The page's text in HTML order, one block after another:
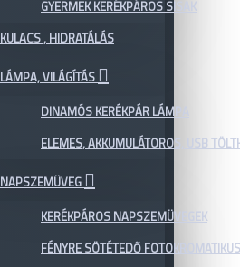
GYERMEK KERÉKPÁROS SISAK
KULACS , HIDRATÁLÁS
LÁMPA, VILÁGÍTÁS
DINAMÓS KERÉKPÁR LÁMPA
ELEMES, AKKUMULÁTOROS, USB
NAPSZEMÜVEG
KERÉKPÁROS NAPSZEMÜVEGEK
FÉNYRE SÖTÉTEDŐ